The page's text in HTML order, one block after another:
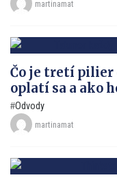
martinamat
Čo je tretí pilier
oplatí sa a ako
Odvody
martinamat